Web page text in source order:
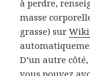
à perdre,
masse
grasse) sur
D’un autre
vous pouvez